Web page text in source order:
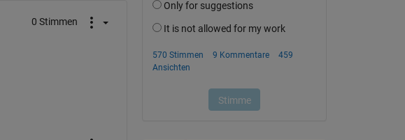
0 Stimmen